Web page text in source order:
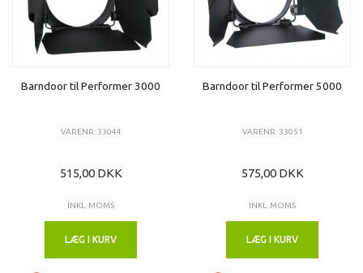
Barndoor til Performer 3000
VARENR: 33044
515,00 DKK
INKL. MOMS
LÆG I KURV
Barndoor til Performer 5000
VARENR: 33051
575,00 DKK
INKL. MOMS
LÆG I KURV